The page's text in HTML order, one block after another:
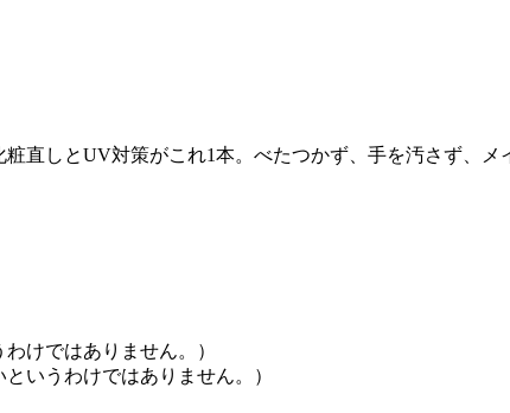
直しとUV対策がこれ1本。べたつかず、手を汚さず、
けではありません。）
いうわけではありません。）